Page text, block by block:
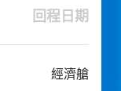
回程日期
經濟艙